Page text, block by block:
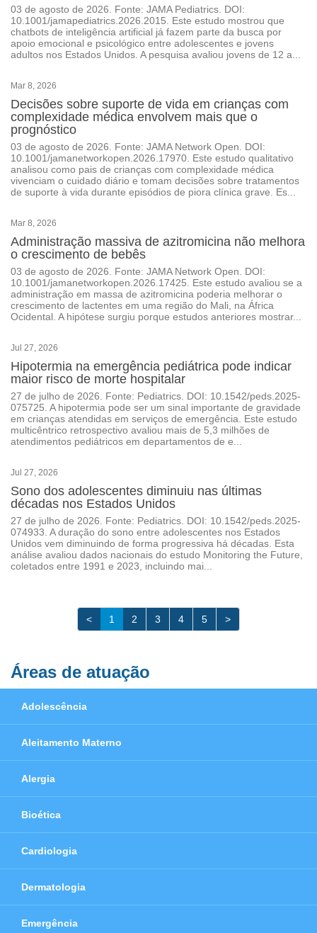
03 de agosto de 2026. Fonte: JAMA Pediatrics. DOI:
10.1001/jamapediatrics.2026.2015. Este estudo mostrou que
chatbots de inteligência artificial já fazem parte da busca por
apoio emocional e psicológico entre adolescentes e jovens
adultos nos Estados Unidos. A pesquisa avaliou jovens de 12 a...
Mar 8, 2026
Decisões sobre suporte de vida em crianças com
complexidade médica envolvem mais que o
prognóstico
03 de agosto de 2026. Fonte: JAMA Network Open. DOI:
10.1001/jamanetworkopen.2026.17970. Este estudo qualitativo
analisou como pais de crianças com complexidade médica
vivenciam o cuidado diário e tomam decisões sobre tratamentos
de suporte à vida durante episódios de piora clínica grave. Es...
Mar 8, 2026
Administração massiva de azitromicina não melhora
o crescimento de bebês
03 de agosto de 2026. Fonte: JAMA Network Open. DOI:
10.1001/jamanetworkopen.2026.17425. Este estudo avaliou se a
administração em massa de azitromicina poderia melhorar o
crescimento de lactentes em uma região do Mali, na África
Ocidental. A hipótese surgiu porque estudos anteriores mostrar...
Jul 27, 2026
Hipotermia na emergência pediátrica pode indicar
maior risco de morte hospitalar
27 de julho de 2026. Fonte: Pediatrics. DOI: 10.1542/peds.2025-
075725. A hipotermia pode ser um sinal importante de gravidade
em crianças atendidas em serviços de emergência. Este estudo
multicêntrico retrospectivo avaliou mais de 5,3 milhões de
atendimentos pediátricos em departamentos de e...
Jul 27, 2026
Sono dos adolescentes diminuiu nas últimas
décadas nos Estados Unidos
27 de julho de 2026. Fonte: Pediatrics. DOI: 10.1542/peds.2025-
074933. A duração do sono entre adolescentes nos Estados
Unidos vem diminuindo de forma progressiva há décadas. Esta
análise avaliou dados nacionais do estudo Monitoring the Future,
coletados entre 1991 e 2023, incluindo mai...
< 1 2 3 4 5 >
Áreas de atuação
Adolescência
Aleitamento Materno
Alergia
Bioética
Cardiologia
Dermatologia
Emergência